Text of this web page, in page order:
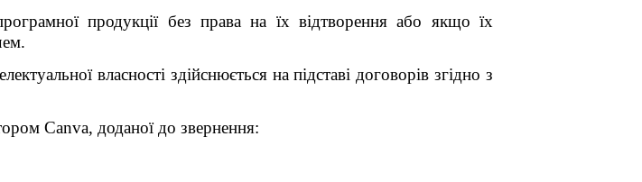
продукції без права на їх відтворення або якщо їх
власності здійснюється на підставі договорів згідно з
Canva, доданої до звернення: